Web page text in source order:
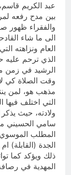
عبد الكريم
بين مدح رفعه
والفقراء ظهور
الى ما شاء
العام ونزاهته
الذي ترحم عليه
الرشيد في زمن
وقت الصلاة كي
مذهب هو، لمن
التي اختلف
ولادته، حيث
سامي الحسيني
المطلب
الجدة (القابلة)
ذلك ويؤكد كما
المهدية في